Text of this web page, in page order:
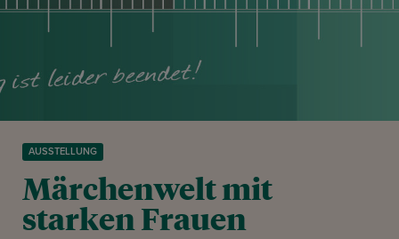
AUSSTELLUNG
Märchenwelt mit
starken Frauen